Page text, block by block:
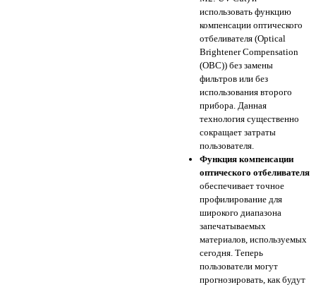
использовать функцию
компенсации оптического
отбеливателя (Optical
Brightener Compensation
(ОВС)) без замены
фильтров или без
использования второго
прибора. Данная
технология существенно
сокращает затраты
пользователя.
Функция компенсации
оптического отбеливателя
обеспечивает точное
профилирование для
широкого диапазона
запечатываемых
материалов, используемых
сегодня. Теперь
пользователи могут
прогнозировать, как будут